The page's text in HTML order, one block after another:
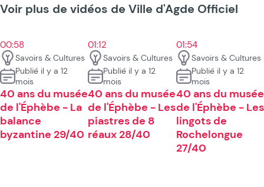
Voir plus de vidéos de Ville d'Agde Officiel
00:58
Savoirs & Cultures
Publié il y a 12
mois
40 ans du musée
de l'Éphèbe - La
balance
byzantine 29/40
01:12
Savoirs & Cultures
Publié il y a 12
mois
40 ans du musée
de l'Éphèbe - Les
piastres de 8
réaux 28/40
01:54
Savoirs & Cultures
Publié il y a 12
mois
40 ans du musée
de l'Éphèbe - Les
lingots de
Rochelongue
27/40